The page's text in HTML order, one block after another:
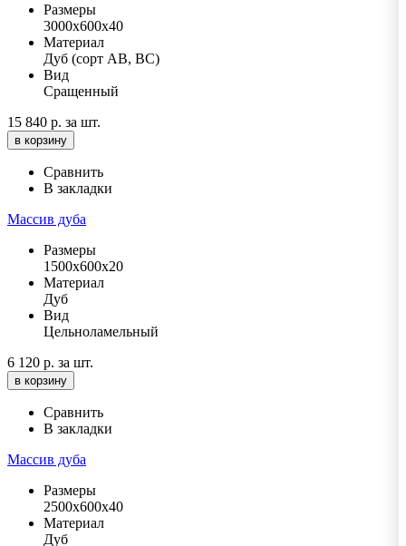
Размеры
3000х600х40
Материал
Дуб (сорт АВ, ВС)
Вид
Сращенный
15 840 р. за шт.
в корзину
Сравнить
В закладки
Массив дуба
Размеры
1500х600х20
Материал
Дуб
Вид
Цельноламельный
6 120 р. за шт.
в корзину
Сравнить
В закладки
Массив дуба
Размеры
2500х600х40
Материал
Дуб